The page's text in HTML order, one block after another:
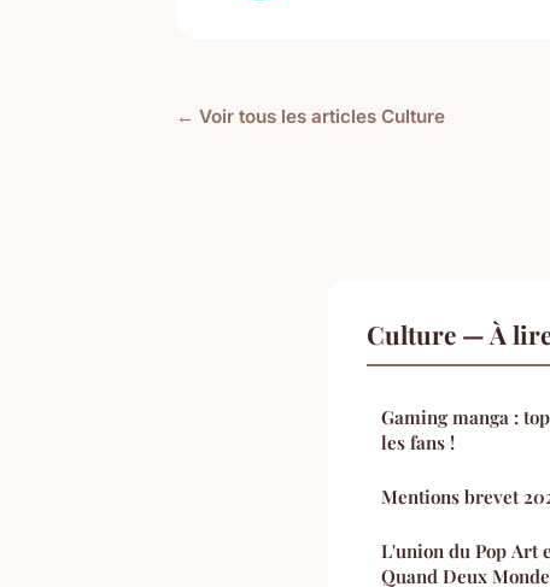
← Voir tous les articles Culture
Culture — À
Gaming manga :
les fans !
Mentions brevet
L'union du Pop Art
Quand Deux